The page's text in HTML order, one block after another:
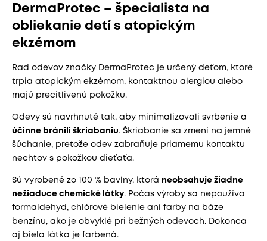
DermaProtec – špecialista na
obliekanie detí s atopickým
ekzémom
Rad odevov značky DermaProtec je určený deťom, ktoré
trpia atopickým ekzémom, kontaktnou alergiou alebo
majú precitlivenú pokožku.
Odevy sú navrhnuté tak, aby minimalizovali svrbenie a
účinne bránili škriabaniu. Škriabanie sa zmení na jemné
šúchanie, pretože odev zabraňuje priamemu kontaktu
nechtov s pokožkou dieťaťa.
Sú vyrobené zo 100 % bavlny, ktorá neobsahuje žiadne
nežiaduce chemické látky. Počas výroby sa nepoužíva
formaldehyd, chlórové bielenie ani farby na báze
benzínu, ako je obvyklé pri bežných odevoch. Dokonca
aj biela látka je farbená.